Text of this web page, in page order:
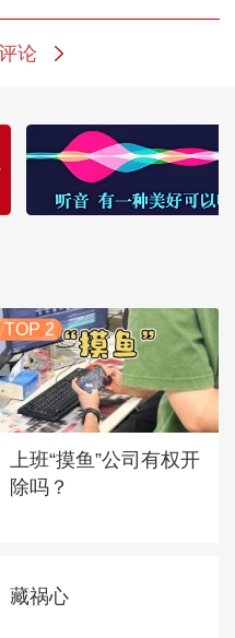
论
TOP 2
上班“摸鱼”公司有权开
除吗？
藏祸心